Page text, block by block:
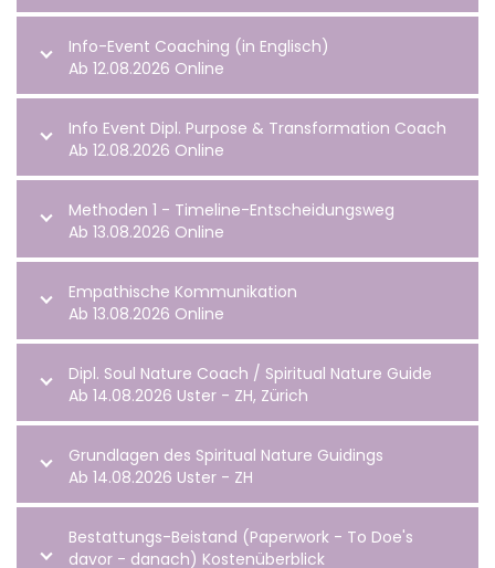
Info-Event Coaching (in Englisch)
Ab 12.08.2026 Online
Info Event Dipl. Purpose & Transformation Coach
Ab 12.08.2026 Online
Methoden 1 - Timeline-Entscheidungsweg
Ab 13.08.2026 Online
Empathische Kommunikation
Ab 13.08.2026 Online
Dipl. Soul Nature Coach / Spiritual Nature Guide
Ab 14.08.2026 Uster - ZH, Zürich
Grundlagen des Spiritual Nature Guidings
Ab 14.08.2026 Uster - ZH
Bestattungs-Beistand (Paperwork - To Doe's
davor - danach) Kostenüberblick